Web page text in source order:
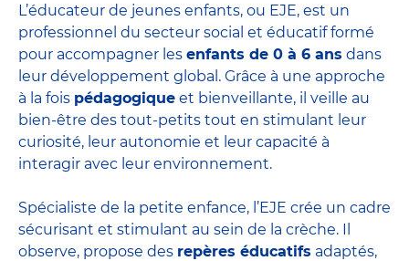
L’éducateur de jeunes enfants, ou EJE, est un
professionnel du secteur social et éducatif formé
pour accompagner les enfants de 0 à 6 ans dans
leur développement global. Grâce à une approche
à la fois pédagogique et bienveillante, il veille au
bien-être des tout-petits tout en stimulant leur
curiosité, leur autonomie et leur capacité à
interagir avec leur environnement.
Spécialiste de la petite enfance, l’EJE crée un cadre
sécurisant et stimulant au sein de la crèche. Il
observe, propose des repères éducatifs adaptés,